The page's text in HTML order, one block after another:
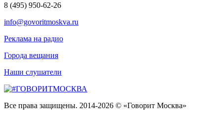
8 (495) 950-62-26
info@govoritmoskva.ru
Реклама на радио
Города вещания
Наши слушатели
Все права защищены. 2014-2026 © «Говорит Москва»